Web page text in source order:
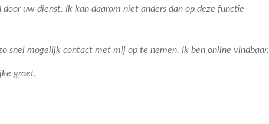
door uw dienst. Ik kan daarom niet anders dan op deze functie
snel mogelijk contact met mij op te nemen. Ik ben online vindbaar.
groet,